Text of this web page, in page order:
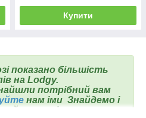
Купити
показано більшість
на Lodgy.
потрібний вам
наміми Знайдемо і
його самі.